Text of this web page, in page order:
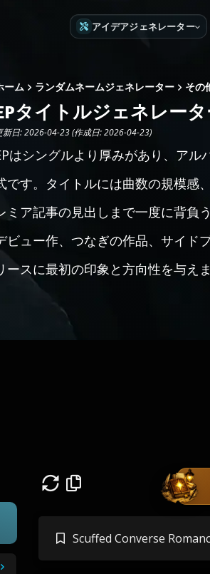
アイデアジェネレーター
ーム ランダムネームジェネレーター その
タイトルジェネレータ
新日: 2026-04-23 (作成日: 2026-04-23)
はシングルより厚みがあり、ア
です。タイトルには曲数の規模感
ミア記事の見出しまで一度に背負
ビュー作、つなぎの作品、サイド
ースに最初の印象と方向性を与えま
Scuffed Converse